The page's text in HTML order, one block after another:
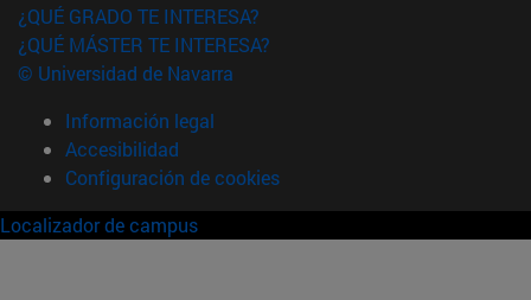
¿QUÉ GRADO TE INTERESA?
¿QUÉ MÁSTER TE INTERESA?
© Universidad de Navarra
Información legal
Accesibilidad
Configuración de cookies
Localizador de campus